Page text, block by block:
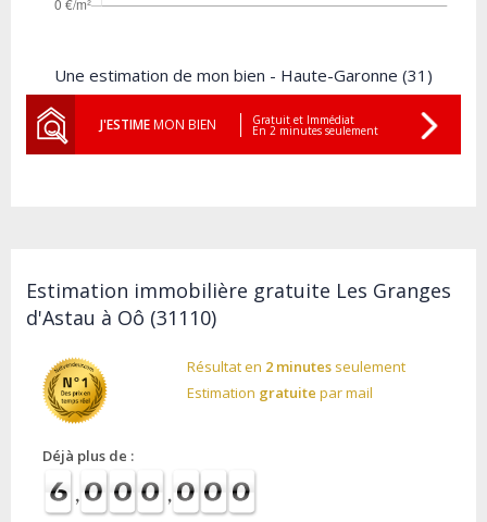
Une estimation de mon bien - Haute-Garonne (31)
J'ESTIMEMON BIEN Gratuit et Immédiat
En 2 minutes seulement
Estimation immobilière gratuite Les Granges
d'Astau à Oô (31110)
Résultat en 2 minutes seulement
Estimation gratuite par mail
Déjà plus de :